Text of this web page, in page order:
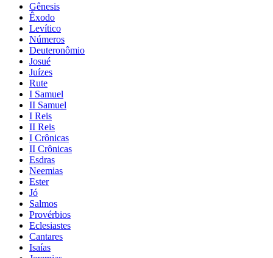
Gênesis
Êxodo
Levítico
Números
Deuteronômio
Josué
Juízes
Rute
I Samuel
II Samuel
I Reis
II Reis
I Crônicas
II Crônicas
Esdras
Neemias
Ester
Jó
Salmos
Provérbios
Eclesiastes
Cantares
Isaías